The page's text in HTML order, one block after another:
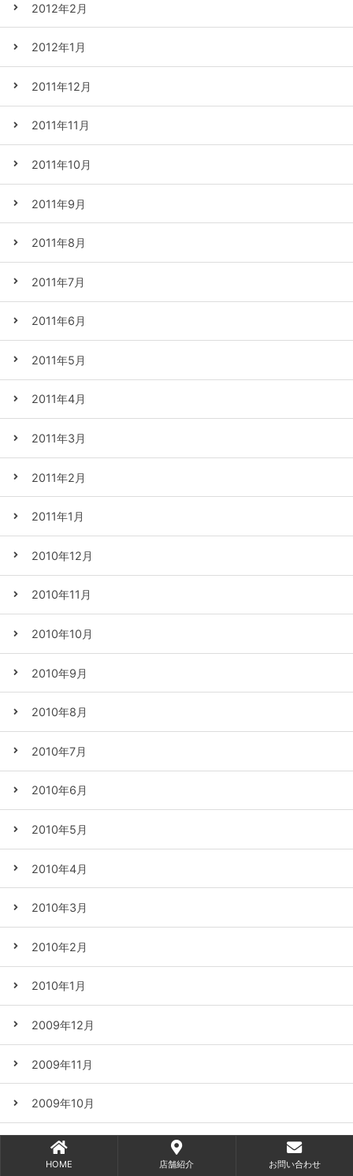
2012年2月
2012年1月
2011年12月
2011年11月
2011年10月
2011年9月
2011年8月
2011年7月
2011年6月
2011年5月
2011年4月
2011年3月
2011年2月
2011年1月
2010年12月
2010年11月
2010年10月
2010年9月
2010年8月
2010年7月
2010年6月
2010年5月
2010年4月
2010年3月
2010年2月
2010年1月
2009年12月
2009年11月
2009年10月
2009年9月
HOME 店舗紹介 お問い合わせ